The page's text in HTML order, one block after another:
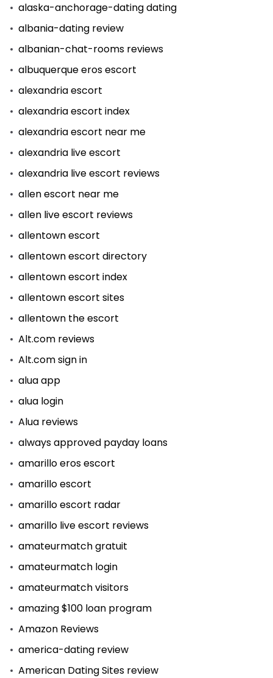
alaska-anchorage-dating dating
albania-dating review
albanian-chat-rooms reviews
albuquerque eros escort
alexandria escort
alexandria escort index
alexandria escort near me
alexandria live escort
alexandria live escort reviews
allen escort near me
allen live escort reviews
allentown escort
allentown escort directory
allentown escort index
allentown escort sites
allentown the escort
Alt.com reviews
Alt.com sign in
alua app
alua login
Alua reviews
always approved payday loans
amarillo eros escort
amarillo escort
amarillo escort radar
amarillo live escort reviews
amateurmatch gratuit
amateurmatch login
amateurmatch visitors
amazing $100 loan program
Amazon Reviews
america-dating review
American Dating Sites review